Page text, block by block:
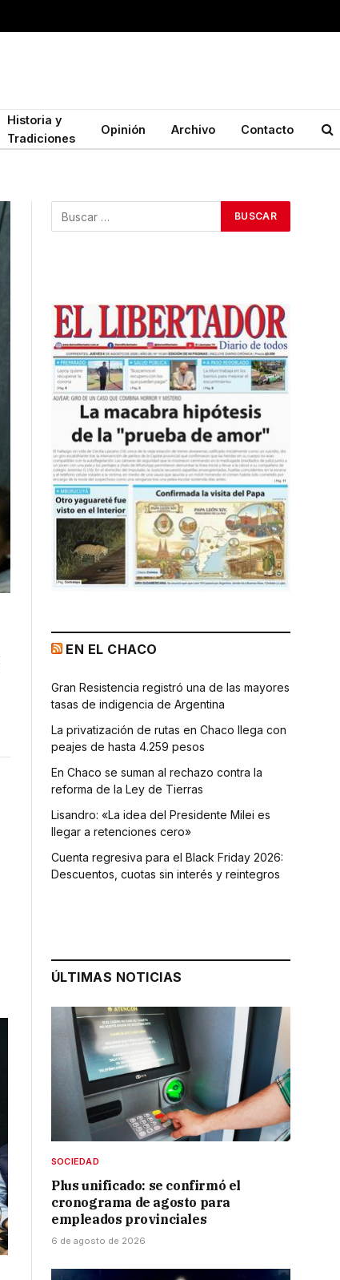
Historia y
Tradiciones
Opinión Archivo Contacto
EN EL CHACO
Gran Resistencia registró una de las mayores
tasas de indigencia de Argentina
La privatización de rutas en Chaco llega con
peajes de hasta 4.259 pesos
En Chaco se suman al rechazo contra la
reforma de la Ley de Tierras
Lisandro: «La idea del Presidente Milei es
llegar a retenciones cero»
Cuenta regresiva para el Black Friday 2026:
Descuentos, cuotas sin interés y reintegros
ÚLTIMAS NOTICIAS
SOCIEDAD
Plus unificado: se confirmó el
cronograma de agosto para
empleados provinciales
6 de agosto de 2026